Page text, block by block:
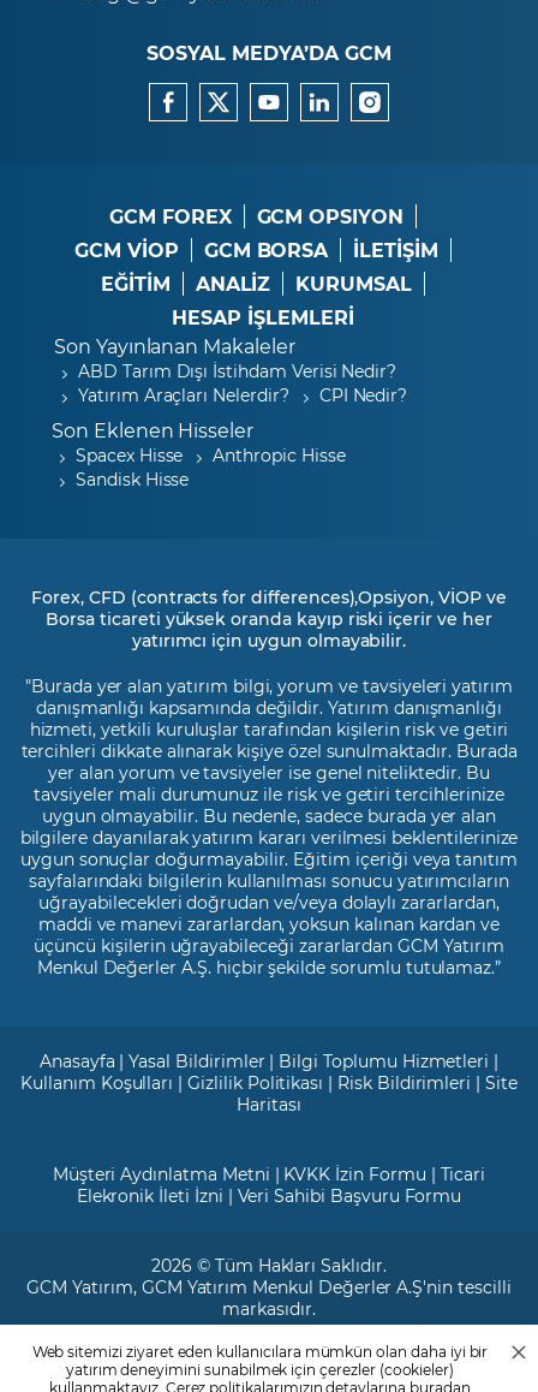
SOSYAL MEDYA’DA GCM
GCM FOREX
GCM OPSIYON
GCM VİOP
GCM BORSA
İLETİŞİM
EĞİTİM
ANALİZ
KURUMSAL
HESAP İŞLEMLERİ
Son Yayınlanan Makaleler
ABD Tarım Dışı İstihdam Verisi Nedir?
Yatırım Araçları Nelerdir?
CPI Nedir?
Son Eklenen Hisseler
Spacex Hisse
Anthropic Hisse
Sandisk Hisse
Forex, CFD (contracts for differences),Opsiyon, VİOP ve
Borsa ticareti yüksek oranda kayıp riski içerir ve her
yatırımcı için uygun olmayabilir.
"Burada yer alan yatırım bilgi, yorum ve tavsiyeleri yatırım
danışmanlığı kapsamında değildir. Yatırım danışmanlığı
hizmeti, yetkili kuruluşlar tarafından kişilerin risk ve getiri
tercihleri dikkate alınarak kişiye özel sunulmaktadır. Burada
yer alan yorum ve tavsiyeler ise genel niteliktedir. Bu
tavsiyeler mali durumunuz ile risk ve getiri tercihlerinize
uygun olmayabilir. Bu nedenle, sadece burada yer alan
bilgilere dayanılarak yatırım kararı verilmesi beklentilerinize
uygun sonuçlar doğurmayabilir. Eğitim içeriği veya tanıtım
sayfalarındaki bilgilerin kullanılması sonucu yatırımcıların
uğrayabilecekleri doğrudan ve/veya dolaylı zararlardan,
maddi ve manevi zararlardan, yoksun kalınan kardan ve
üçüncü kişilerin uğrayabileceği zararlardan GCM Yatırım
Menkul Değerler A.Ş. hiçbir şekilde sorumlu tutulamaz.”
Anasayfa |Yasal Bildirimler | Bilgi Toplumu Hizmetleri |
Kullanım Koşulları |Gizlilik Politikası | Risk Bildirimleri |Site
Haritası
Müşteri Aydınlatma Metni | KVKK İzin Formu | Ticari
Elekronik İleti İzni | Veri Sahibi Başvuru Formu
2026 © Tüm Hakları Saklıdır.
GCM Yatırım, GCM Yatırım Menkul Değerler A.Ş'nin tescilli
markasıdır.
Ticari Sicil No: 799649
Maslak V.D. : 3890707820
Web sitemizi ziyaret eden kullanıcılara mümkün olan daha iyi bir
yatırım deneyimini sunabilmek için çerezler (cookieler)
kullanmaktayız. Çerez politikalarımızın detaylarına buradan